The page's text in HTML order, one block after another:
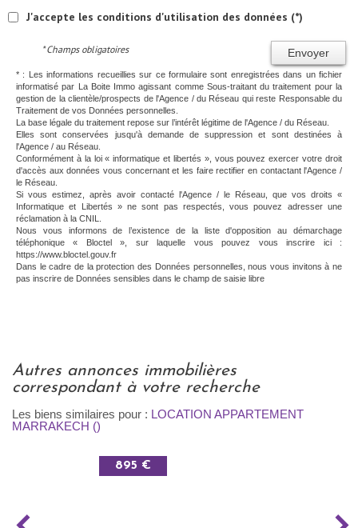
J'accepte les conditions d'utilisation des données (*)
Envoyer
* Champs obligatoires
* : Les informations recueillies sur ce formulaire sont enregistrées dans un fichier
informatisé par La Boite Immo agissant comme Sous-traitant du traitement pour la
gestion de la clientèle/prospects de l'Agence / du Réseau qui reste Responsable du
Traitement de vos Données personnelles.
La base légale du traitement repose sur l’intérêt légitime de l'Agence / du Réseau.
Elles sont conservées jusqu'à demande de suppression et sont destinées à
l'Agence / au Réseau.
Conformément à la loi « informatique et libertés », vous pouvez exercer votre droit
d'accès aux données vous concernant et les faire rectifier en contactant l'Agence /
le Réseau.
Si vous estimez, après avoir contacté l'Agence / le Réseau, que vos droits «
Informatique et Libertés » ne sont pas respectés, vous pouvez adresser une
réclamation à la CNIL.
Nous vous informons de l’existence de la liste d'opposition au démarchage
téléphonique « Bloctel », sur laquelle vous pouvez vous inscrire ici :
https://www.bloctel.gouv.fr
Dans le cadre de la protection des Données personnelles, nous vous invitons à ne
pas inscrire de Données sensibles dans le champ de saisie libre
autres annonces immobilières
correspondant à votre recherche
Les biens similaires pour : LOCATION APPARTEMENT
MARRAKECH ()
895 €